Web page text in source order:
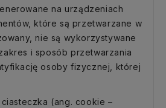
na urządzeniach
które są przetwarzane w
nie są wykorzystywane
i sposób przetwarzania
osoby fizycznej, której
(ang. cookie –